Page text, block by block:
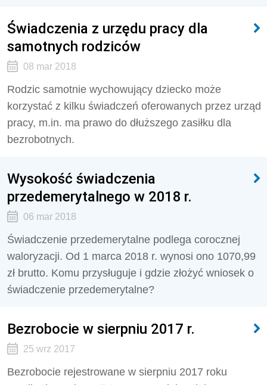
Świadczenia z urzędu pracy dla
samotnych rodziców
08 mar 2018
Rodzic samotnie wychowujący dziecko może
korzystać z kilku świadczeń oferowanych przez urząd
pracy, m.in. ma prawo do dłuższego zasiłku dla
bezrobotnych.
Wysokość świadczenia
przedemerytalnego w 2018 r.
06 mar 2018
Świadczenie przedemerytalne podlega corocznej
waloryzacji. Od 1 marca 2018 r. wynosi ono 1070,99
zł brutto. Komu przysługuje i gdzie złożyć wniosek o
świadczenie przedemerytalne?
Bezrobocie w sierpniu 2017 r.
25 wrz 2017
Bezrobocie rejestrowane w sierpniu 2017 roku